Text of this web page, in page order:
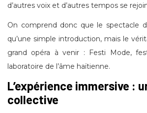
d’autres voix et d’autres tempos se
On comprend donc que le spectacle
qu’une simple introduction, mais le
grand opéra à venir : Festi Mode,
laboratoire de l’âme haïtienne.
L’expérience immersive :
collective